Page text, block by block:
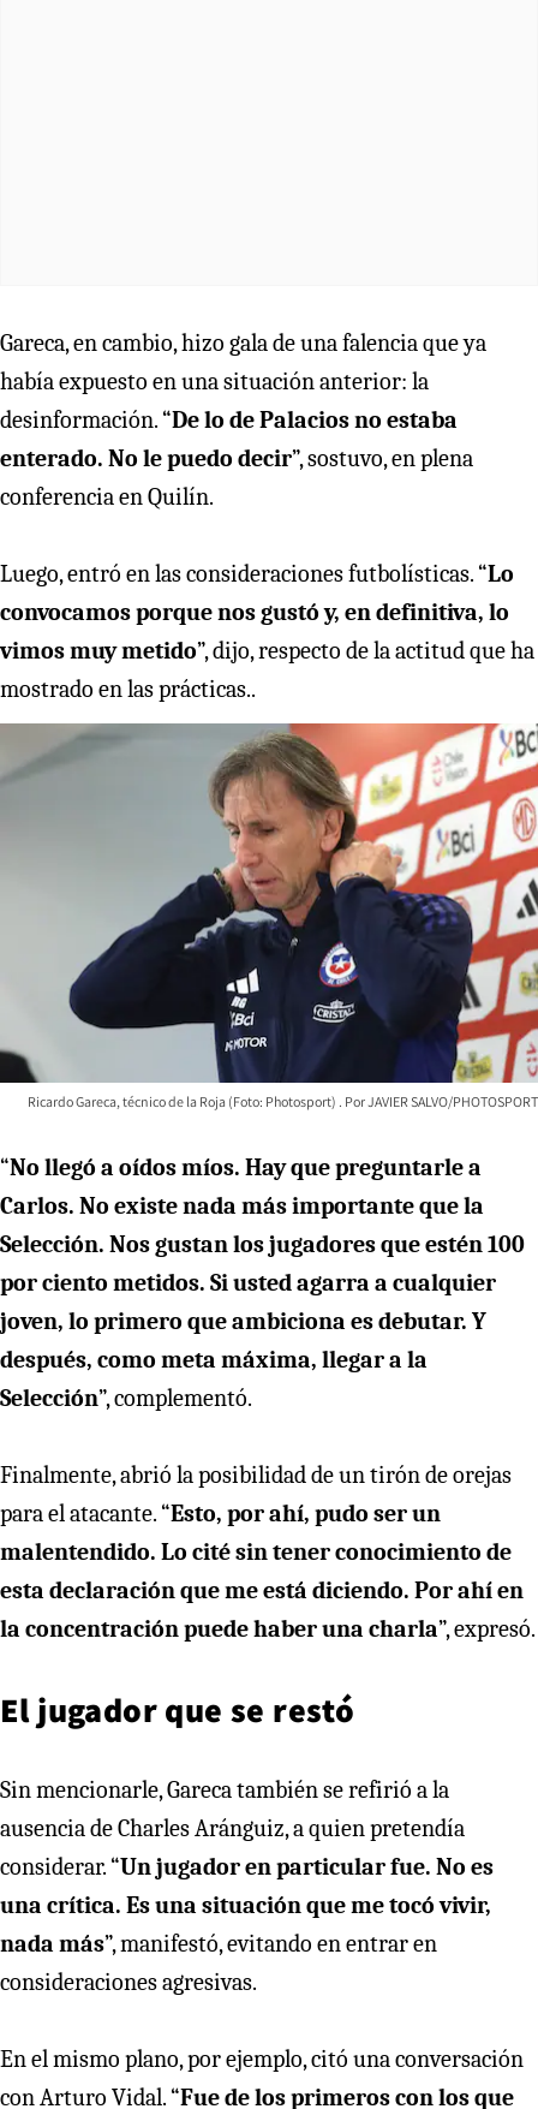
Gareca, en cambio, hizo gala de una falencia que ya
había expuesto en una situación anterior: la
desinformación. “De lo de Palacios no estaba
enterado. No le puedo decir”, sostuvo, en plena
conferencia en Quilín.
Luego, entró en las consideraciones futbolísticas. “Lo
convocamos porque nos gustó y, en definitiva, lo
vimos muy metido”, dijo, respecto de la actitud que ha
mostrado en las prácticas..
Ricardo Gareca, técnico de la Roja (Foto: Photosport) JAVIER SALVO/PHOTOSPORT
“No llegó a oídos míos. Hay que preguntarle a
Carlos. No existe nada más importante que la
Selección. Nos gustan los jugadores que estén 100
por ciento metidos. Si usted agarra a cualquier
joven, lo primero que ambiciona es debutar. Y
después, como meta máxima, llegar a la
Selección”, complementó.
Finalmente, abrió la posibilidad de un tirón de orejas
para el atacante. “Esto, por ahí, pudo ser un
malentendido. Lo cité sin tener conocimiento de
esta declaración que me está diciendo. Por ahí en
la concentración puede haber una charla”, expresó.
El jugador que se restó
Sin mencionarle, Gareca también se refirió a la
ausencia de Charles Aránguiz, a quien pretendía
considerar. “Un jugador en particular fue. No es
una crítica. Es una situación que me tocó vivir,
nada más”, manifestó, evitando en entrar en
consideraciones agresivas.
En el mismo plano, por ejemplo, citó una conversación
con Arturo Vidal. “Fue de los primeros con los que